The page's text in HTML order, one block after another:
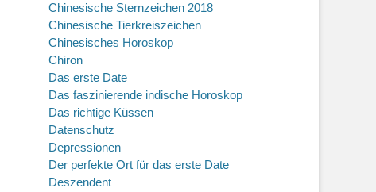
Chinesische Sternzeichen 2018
Chinesische Tierkreiszeichen
Chinesisches Horoskop
Chiron
Das erste Date
Das faszinierende indische Horoskop
Das richtige Küssen
Datenschutz
Depressionen
Der perfekte Ort für das erste Date
Deszendent